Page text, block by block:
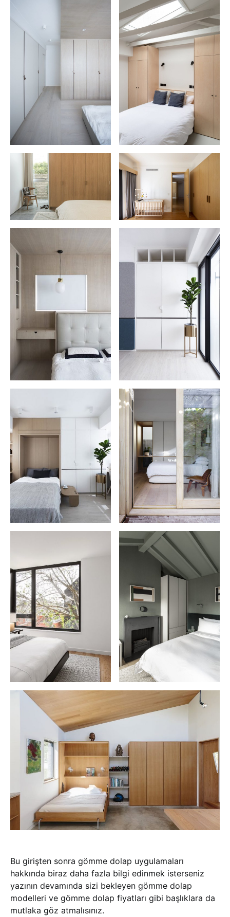
Bu girişten sonra gömme dolap uygulamaları
hakkında biraz daha fazla bilgi edinmek isterseniz
yazının devamında sizi bekleyen gömme dolap
modelleri ve gömme dolap fiyatları gibi başlıklara da
mutlaka göz atmalısınız.